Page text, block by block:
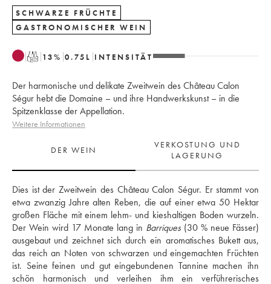
SCHWARZE FRÜCHTE
GASTRONOMISCHER WEIN
T 13% 0.75 L INTENSITÄT
Der harmonische und delikate Zweitwein des Château Calon
Ségur hebt die Domaine – und ihre Handwerkskunst – in die
Spitzenklasse der Appellation.
Weitere Informationen
DER WEIN
VERKOSTUNG UND
LAGERUNG
Dies ist der Zweitwein des Château Calon Ségur. Er stammt von
etwa zwanzig Jahre alten Reben, die auf einer etwa 50 Hektar
großen Fläche mit einem lehm- und kieshaltigen Boden wurzeln.
Der Wein wird 17 Monate lang in Barriques (30 % neue Fässer)
ausgebaut und zeichnet sich durch ein aromatisches Bukett aus,
das reich an Noten von schwarzen und eingemachten Früchten
ist. Seine feinen und gut eingebundenen Tannine machen ihn
schön harmonisch und verleihen ihm ein verführerisches